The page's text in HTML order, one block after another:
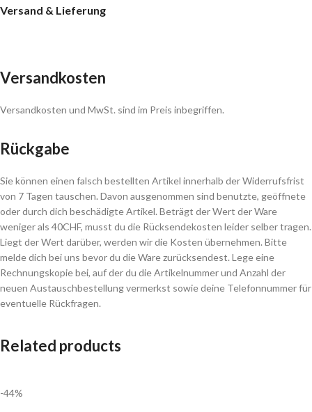
Versand & Lieferung
Versandkosten
Versandkosten und MwSt. sind im Preis inbegriffen.
Rückgabe
Sie können einen falsch bestellten Artikel innerhalb der Widerrufsfrist
von 7 Tagen tauschen. Davon ausgenommen sind benutzte, geöffnete
oder durch dich beschädigte Artikel. Beträgt der Wert der Ware
weniger als 40CHF, musst du die Rücksendekosten leider selber tragen.
Liegt der Wert darüber, werden wir die Kosten übernehmen. Bitte
melde dich bei uns bevor du die Ware zurücksendest. Lege eine
Rechnungskopie bei, auf der du die Artikelnummer und Anzahl der
neuen Austauschbestellung vermerkst sowie deine Telefonnummer für
eventuelle Rückfragen.
Related products
-44%